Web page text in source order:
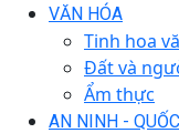
VĂN HÓA
Tinh hoa
Đất và
Ẩm thực
AN NINH -